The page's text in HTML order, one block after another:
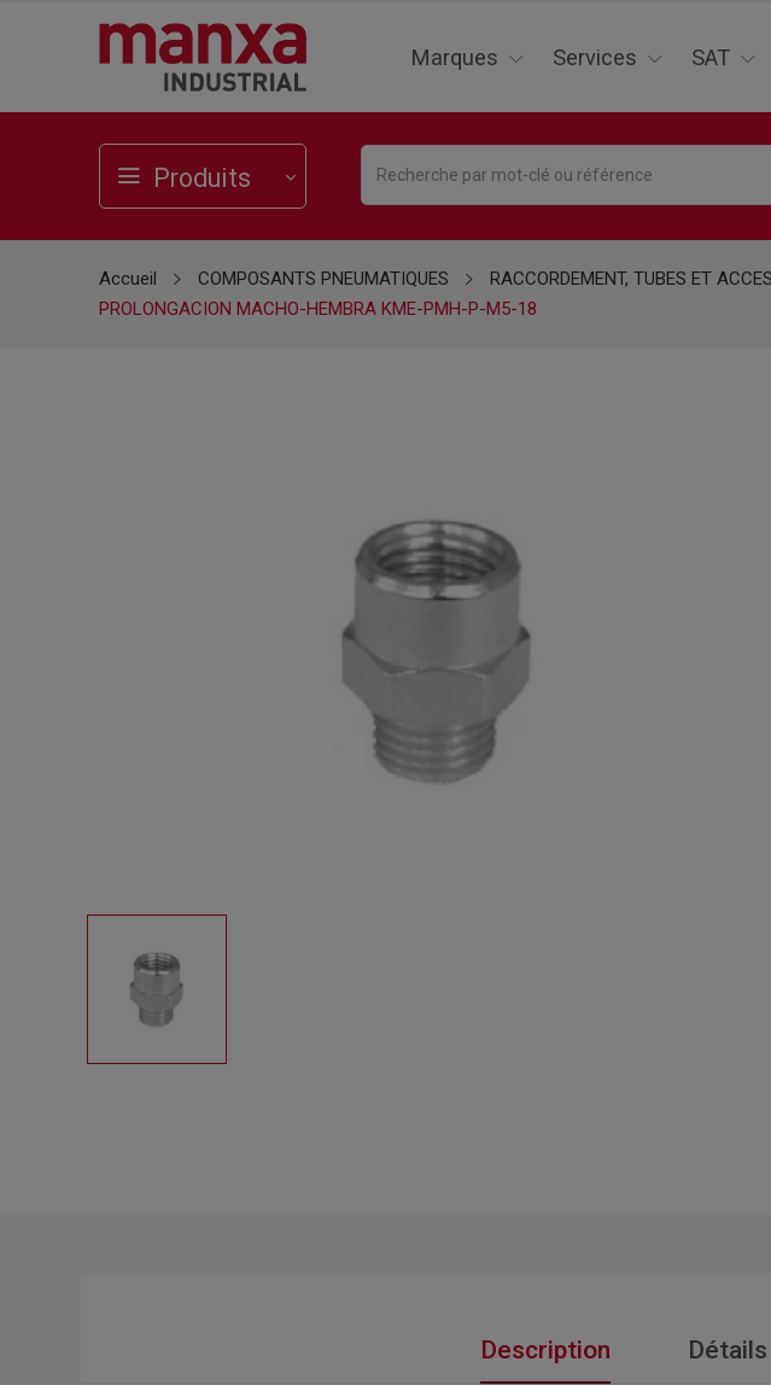
Marques Services SAT
Produits
Accueil COMPOSANTS PNEUMATIQUES RACCORDEMENT, TUBES ET
PROLONGACION MACHO-HEMBRA KME-PMH-P-M5-18
Description